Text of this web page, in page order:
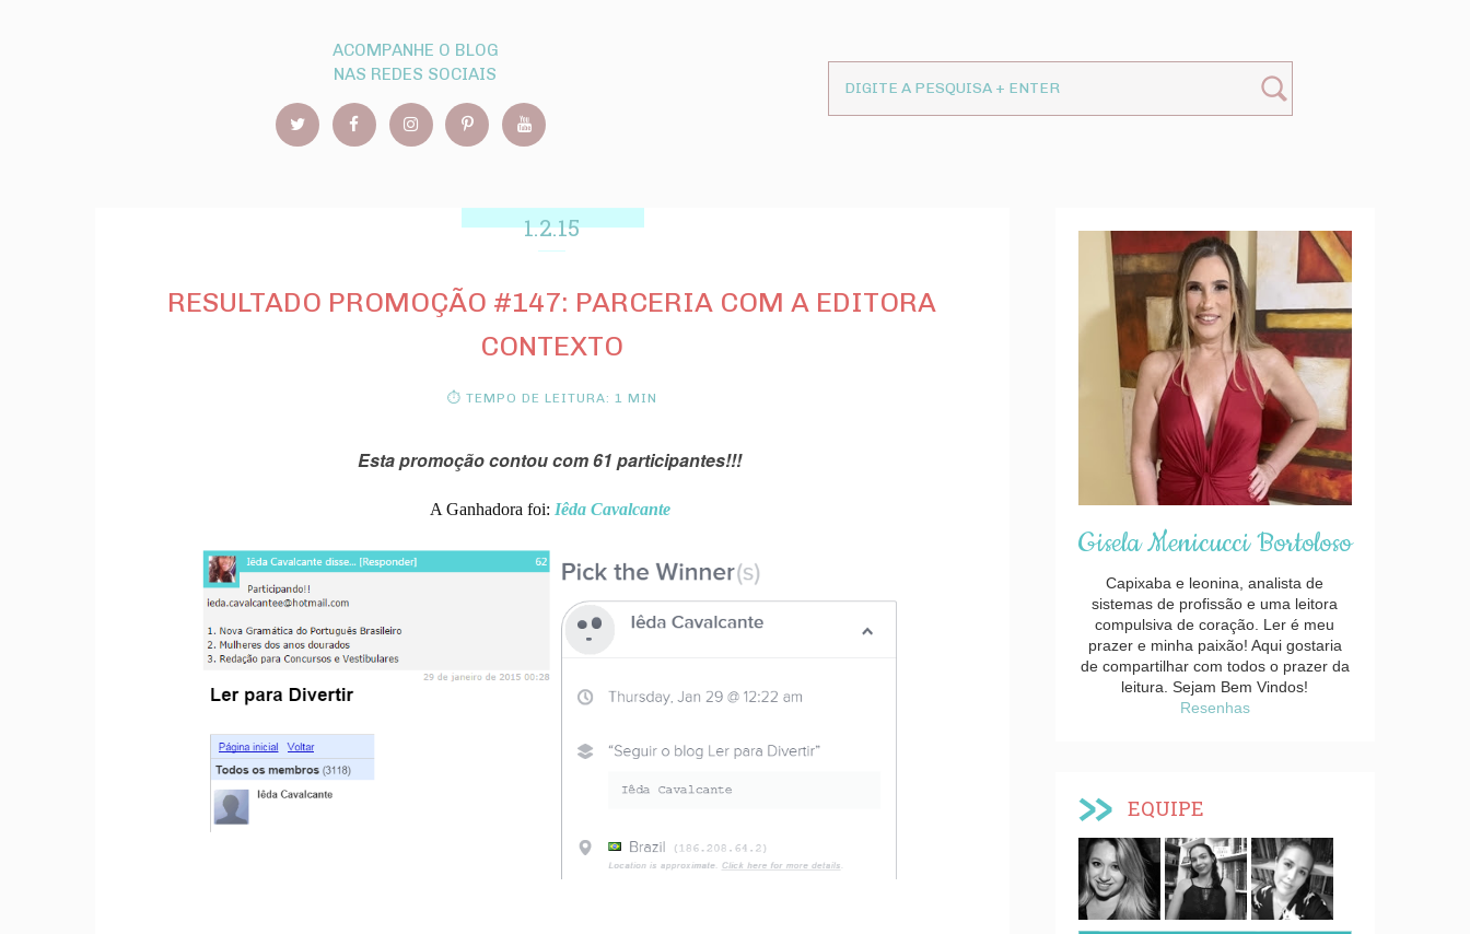
ACOMPANHE O BLOG
NAS REDES SOCIAIS
1.2.15
RESULTADO PROMOÇÃO #147: PARCERIA COM A EDITORA
CONTEXTO
⏱ TEMPO DE LEITURA: 1 MIN
Esta promoção contou com 61 participantes!!!
A Ganhadora foi: Iêda Cavalcante
Gisela Menicucci Bortoloso
Capixaba e leonina, analista de
sistemas de profissão e uma leitora
compulsiva de coração. Ler é meu
prazer e minha paixão! Aqui gostaria
de compartilhar com todos o prazer da
leitura. Sejam Bem Vindos!
Resenhas
EQUIPE